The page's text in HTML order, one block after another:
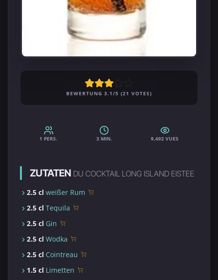
BEWERTUNG 3.1/5 (21 VOTES)
1 PERS. 3 MIN. 9,492 VUES
ZUTATEN DU COCKTAIL LONG ISLAND EISTEE
2.5 cl weißer Rum
2.5 cl Tequila
2.5 cl Gin
2.5 cl Wodka
2.5 cl Cointreau
1.5 cl Limetten